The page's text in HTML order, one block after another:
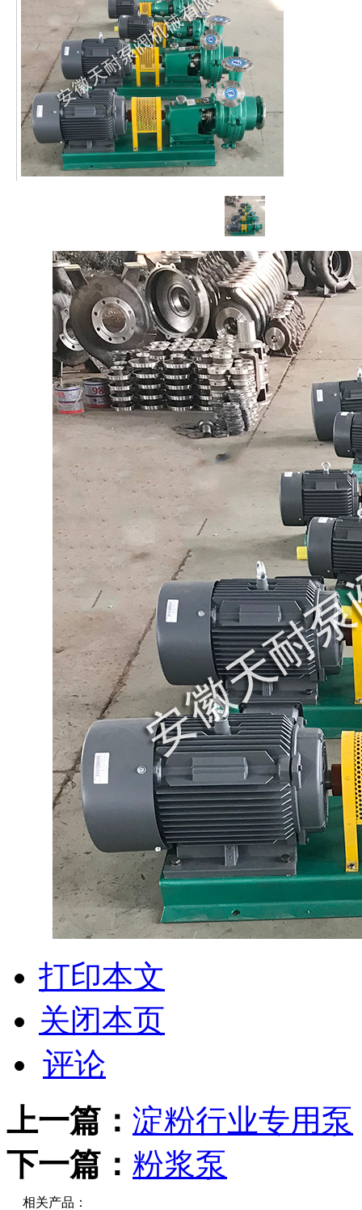
打印本文
关闭本页
评论
上一篇： 淀粉行业专用泵
下一篇： 粉浆泵
相关产品：